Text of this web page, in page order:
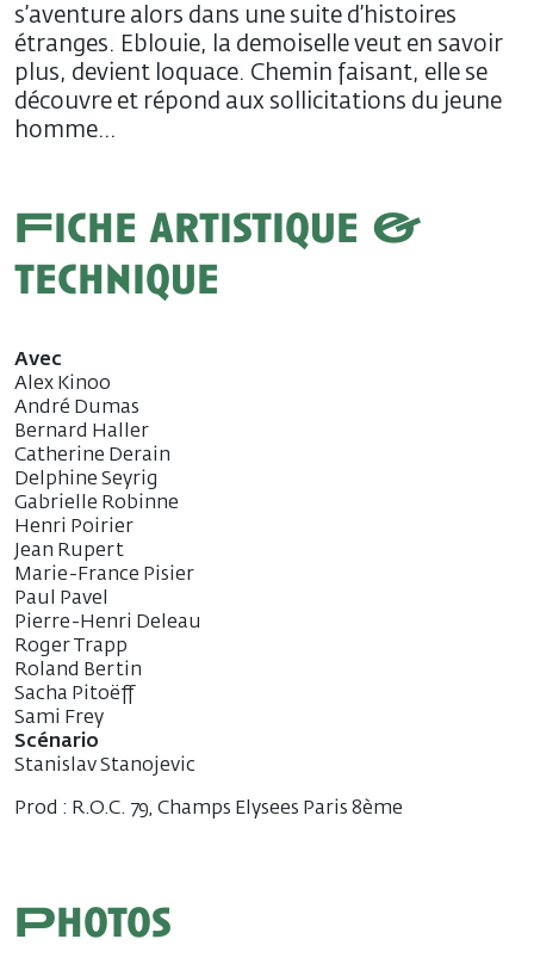
s’aventure alors dans une suite d’histoires
étranges. Eblouie, la demoiselle veut en savoir
plus, devient loquace. Chemin faisant, elle se
découvre et répond aux sollicitations du jeune
homme…
Fiche artistique &
technique
Avec
Alex Kinoo
André Dumas
Bernard Haller
Catherine Derain
Delphine Seyrig
Gabrielle Robinne
Henri Poirier
Jean Rupert
Marie-France Pisier
Paul Pavel
Pierre-Henri Deleau
Roger Trapp
Roland Bertin
Sacha Pitoëff
Sami Frey
Scénario
Stanislav Stanojevic
Prod : R.O.C. 79, Champs Elysees Paris 8ème
Photos